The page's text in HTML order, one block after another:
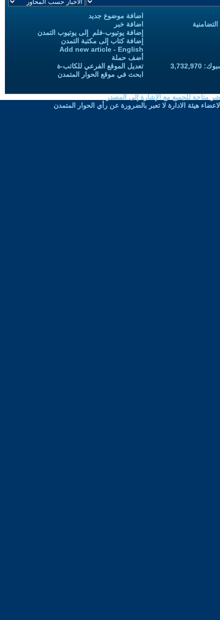
اضافة موضوع جديد
اضافة خبر
إضافة يوتيوب-فلم إلى يوتيوب التمدن
إضافة كتاب إلى مكتبة التمدن
Add new article - English
أضف حملة
تعديل الموقع الفرعي للكاتب-ة
ابحث في موقع الحوار المتمدن
متاحة للجميع مع الإشارة إلى المصدر
هيئة الادارة لا تعبر بالضرورة عن رأي الحوار المتمدن